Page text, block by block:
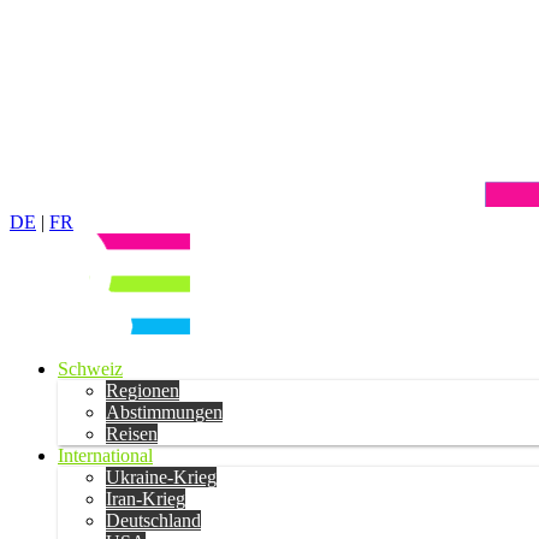
DE | FR
Schweiz
Regionen
Abstimmungen
Reisen
International
Ukraine-Krieg
Iran-Krieg
Deutschland